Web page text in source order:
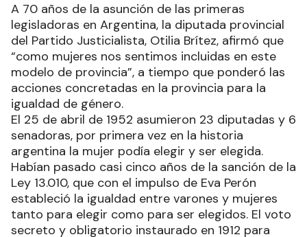
A 70 años de la asunción de las primeras
legisladoras en Argentina, la diputada provincial
del Partido Justicialista, Otilia Brítez, afirmó que
“como mujeres nos sentimos incluidas en este
modelo de provincia”, a tiempo que ponderó las
acciones concretadas en la provincia para la
igualdad de género.
El 25 de abril de 1952 asumieron 23 diputadas y 6
senadoras, por primera vez en la historia
argentina la mujer podía elegir y ser elegida.
Habían pasado casi cinco años de la sanción de la
Ley 13.010, que con el impulso de Eva Perón
estableció la igualdad entre varones y mujeres
tanto para elegir como para ser elegidos. El voto
secreto y obligatorio instaurado en 1912 para